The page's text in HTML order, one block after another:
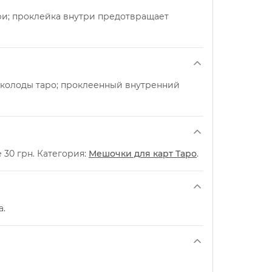
проклейка внутри предотвращает
таро; проклеенный внутренний
грн. Категория: Мешочки для карт Таро.